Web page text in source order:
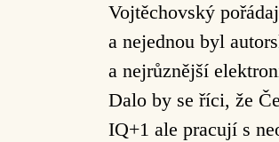
Vojtěchovský
a nejednou byl
a nejrůznější
Dalo by se říci, že
IQ+1 ale pracují s